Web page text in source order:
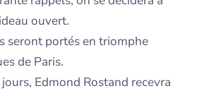
ouvert.
seront portés en triomphe
de Paris.
Edmond Rostand recevra